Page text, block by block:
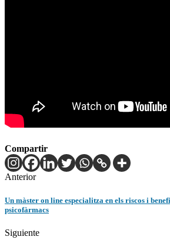
Compartir
Anterior
Un màster on line especialitza en els riscos i
psicofàrmacs
Siguiente